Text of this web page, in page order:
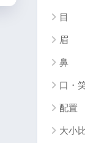
目
眉
鼻
口・
配置
大小